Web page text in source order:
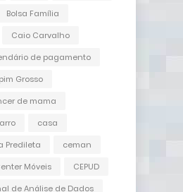
Bolsa Família
Caio Carvalho
de pagamento
Grosso
de mama
casa
Predileta
ceman
Móveis
CEPUD
de Análise de Dados